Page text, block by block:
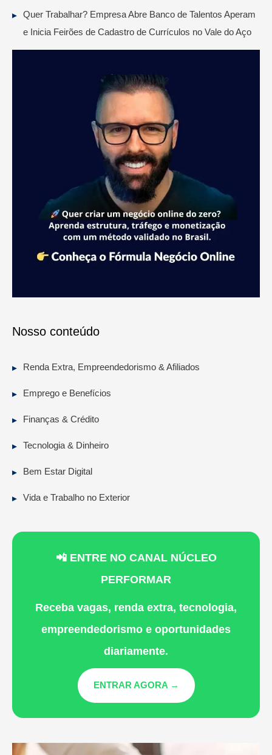
Quer Trabalhar? Empresa Abre Banco de Talentos Aperam
e Inicia Feirões de Cadastro de Currículos no Vale do Aço
Nosso conteúdo
Renda Extra, Empreendedorismo & Afiliados
Emprego e Benefícios
Finanças & Crédito
Tecnologia & Dinheiro
Bem Estar Digital
Vida e Trabalho no Exterior
📲 ENTRE NO CANAL NÚCLEO
PERFORMAR
Receba vagas, renda extra, tecnologia,
empreendedorismo e oportunidades
diariamente.
ENTRAR AGORA →